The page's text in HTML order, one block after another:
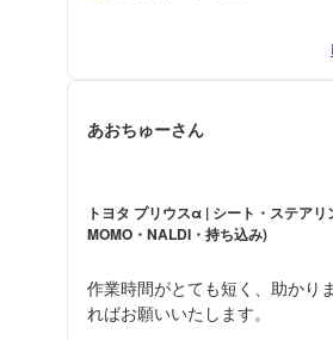
あおちゅーさん
トヨタ プリウスα | シート・ステアリ
MOMO・NALDI・持ち込み)
作業時間がとても短く、助かり
ればお願いいたします。